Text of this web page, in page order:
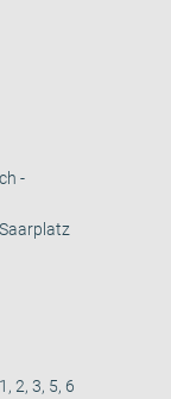
-
2, 3, 5, 6